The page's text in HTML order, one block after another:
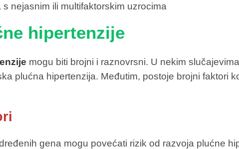
nejasnim ili multifaktorskim uzrocima
hipertenzije
mogu biti brojni i raznovrsni. U nekim
plućna hipertenzija. Međutim, postoje brojni faktori
gena mogu povećati rizik od razvoja plućne